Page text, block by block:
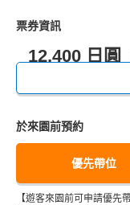
票券資訊
12,400 日圓
於來園前預約
優先帶位
【遊客來園前可申請優先